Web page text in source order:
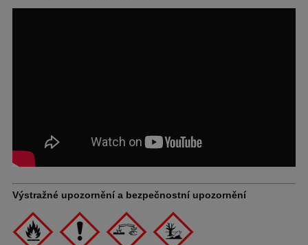
Výstražné upozornění a bezpečnostní upozornění